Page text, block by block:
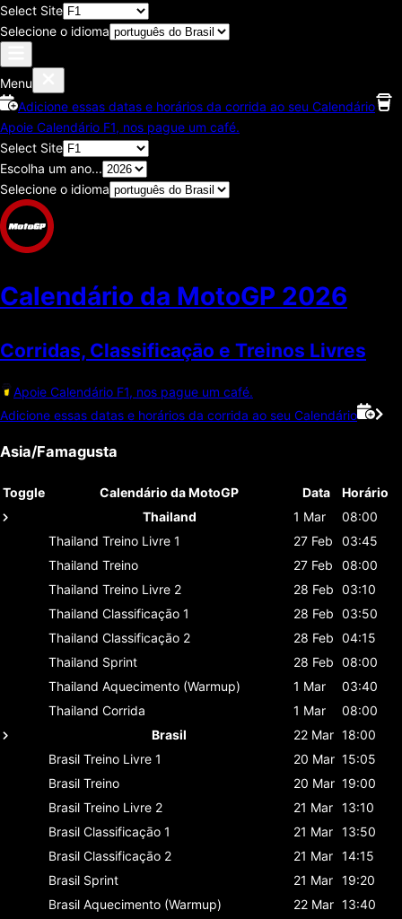
Select Site
Selecione o idioma
Menu
Adicione essas datas e horários da corrida ao seu Calendário
Apoie Calendário F1, nos pague um café.
Select Site
Escolha um ano...
Selecione o idioma
Calendário da MotoGP 2026
Corridas, Classificaçāo e Treinos Livres
Apoie Calendário F1, nos pague um café.
Adicione essas datas e horários da corrida ao seu Calendário
Asia/Famagusta
Toggle Calendário da MotoGP Data
Horário
Thailand
1 Mar
08:00
Thailand Treino Livre 1 27 Feb
03:45
Thailand Treino 27 Feb
08:00
Thailand Treino Livre 2 28 Feb 03:10
Thailand Classificaçāo 1 28 Feb 03:50
Thailand Classificaçāo 2 28 Feb 04:15
Thailand Sprint 28 Feb 08:00
Thailand Aquecimento (Warmup) 1 Mar
03:40
Thailand Corrida 1 Mar
08:00
Brasil
22 Mar 18:00
Brasil Treino Livre 1 20 Mar 15:05
Brasil Treino 20 Mar 19:00
Brasil Treino Livre 2 21 Mar 13:10
Brasil Classificaçāo 1 21 Mar 13:50
Brasil Classificaçāo 2 21 Mar 14:15
Brasil Sprint 21 Mar 19:20
Brasil Aquecimento (Warmup) 22 Mar 13:40